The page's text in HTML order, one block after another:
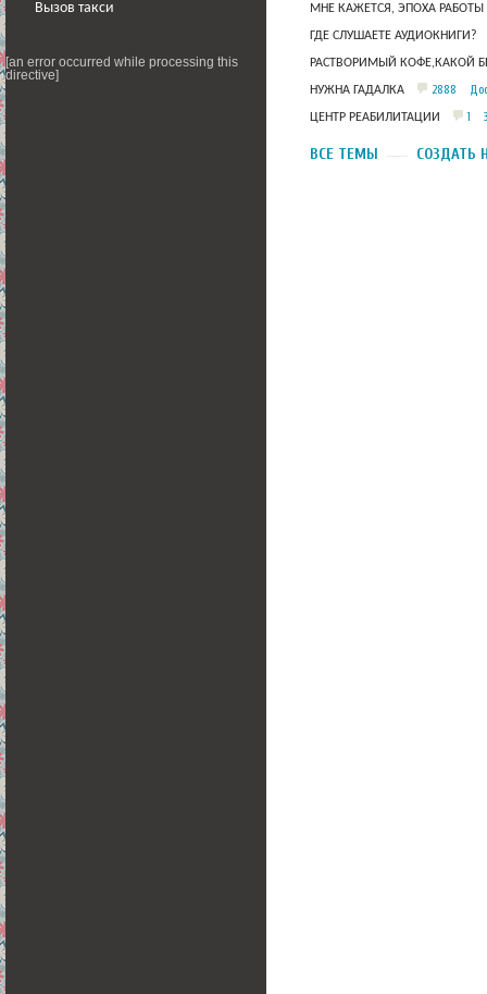
Вызов такси
[an error occurred while processing this
directive]
МНЕ КАЖЕТСЯ, ЭПОХА
ГДЕ СЛУШАЕТЕ АУДИОКНИГИ?
РАСТВОРИМЫЙ КОФЕ,КАКОЙ
НУЖНА ГАДАЛКА 2888
ЦЕНТР РЕАБИЛИТАЦИИ 1
ВСЕ ТЕМЫ СОЗДАТЬ